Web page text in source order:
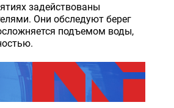
задействованы
Они обследуют берег
подъемом воды,